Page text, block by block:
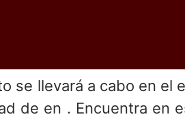
se llevará a cabo en el
de en . Encuentra en